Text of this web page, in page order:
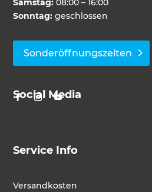
Samstag: 08:00 – 16:00
Sonntag: geschlossen
Sonderöffnungszeiten
Social Media
Service Info
Versandkosten